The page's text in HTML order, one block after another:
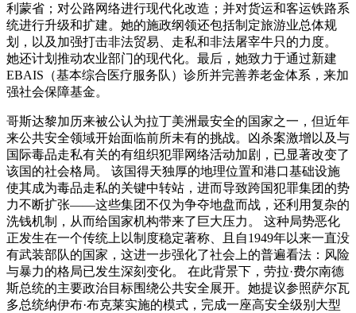
利蒙省；对公路网络进行现代化改造；并对货运和客运铁路系
统进行升级和扩建。她的施政纲领还包括制定旅游业总体规
划，以及加强打击非法贸易、走私和非法屠宰牛只的力度。
她还计划推动农业部门的现代化。最后，她致力于通过新建
EBAIS（基本综合医疗服务队）诊所并完善养老金体系，来加
强社会保障基金。
哥斯达黎加历来被公认为拉丁美洲最安全的国家之一，但近年
来公共安全领域开始面临前所未有的挑战。凶杀案激增以及与
国际毒品走私有关的有组织犯罪网络活动加剧，已显著改变了
该国的社会格局。 该国得天独厚的地理位置和港口基础设施
使其成为毒品走私的关键中转站，进而导致跨国犯罪集团的势
力不断扩张——这些集团不仅为争夺地盘而战，还利用复杂的
洗钱机制，从而给国家机构带来了巨大压力。 这种局势恶化
正发生在一个传统上以制度稳定著称、且自1949年以来一直没
有武装部队的国家，这进一步强化了社会上的普遍看法：风险
与暴力的格局已发生深刻变化。 在此背景下，劳拉·费尔南德
斯总统的主要政治目标围绕公共安全展开。她提议参照萨尔瓦
多总统纳伊布·布克莱实施的模式，完成一座高安全级别大型